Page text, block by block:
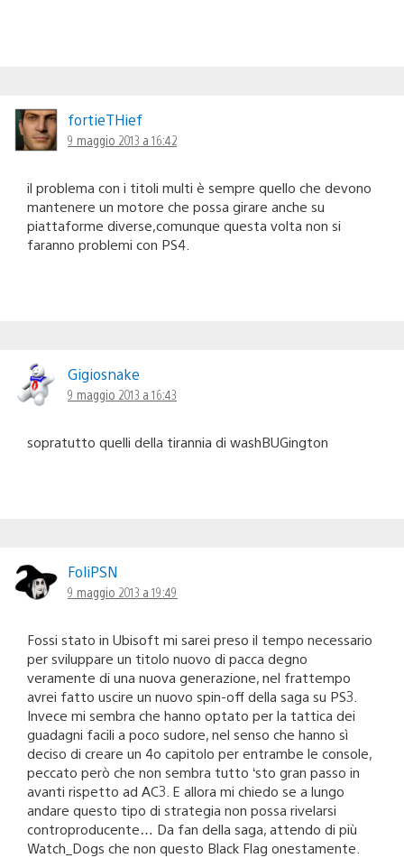
fortieTHief
9 maggio 2013 a 16:42
il problema con i titoli multi è sempre quello che devono
mantenere un motore che possa girare anche su
piattaforme diverse,comunque questa volta non si
faranno problemi con PS4.
Gigiosnake
9 maggio 2013 a 16:43
sopratutto quelli della tirannia di washBUGington
FoliPSN
9 maggio 2013 a 19:49
Fossi stato in Ubisoft mi sarei preso il tempo necessario
per sviluppare un titolo nuovo di pacca degno
veramente di una nuova generazione, nel frattempo
avrei fatto uscire un nuovo spin-off della saga su PS3.
Invece mi sembra che hanno optato per la tattica dei
guadagni facili a poco sudore, nel senso che hanno sì
deciso di creare un 4o capitolo per entrambe le console,
peccato però che non sembra tutto ‘sto gran passo in
avanti rispetto ad AC3. E allora mi chiedo se a lungo
andare questo tipo di strategia non possa rivelarsi
controproducente… Da fan della saga, attendo di più
Watch_Dogs che non questo Black Flag onestamente.